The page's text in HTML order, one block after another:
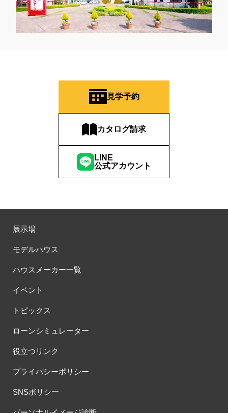
見学予約
カタログ請求
LINE
公式アカウント
展示場
モデルハウス
ハウスメーカー一覧
イベント
トピックス
ローンシミュレーター
役立つリンク
プライバシーポリシー
SNSポリシー